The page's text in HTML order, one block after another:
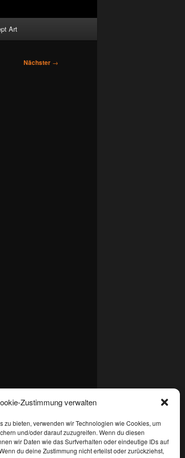
Zustimmung verwalten
zu bieten, verwenden wir Technologien wie Cookies, um
und/oder darauf zuzugreifen. Wenn du diesen
wir Daten wie das Surfverhalten oder eindeutige IDs auf
du deine Zustimmung nicht erteilst oder zurückziehst,
Art
Nächster →